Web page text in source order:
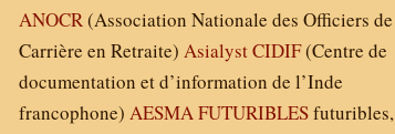
ANOCR(Association Nationale des Officiers de
Carrière en Retraite)AsialystCIDIF(Centre de
documentation et d’information de l’Inde
francophone)AESMAFUTURIBLESfuturibles,